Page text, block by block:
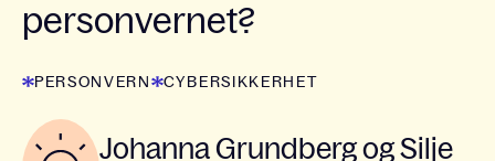
personvernet?
PERSONVERN CYBERSIKKERHET
Johanna Grundberg og Silje